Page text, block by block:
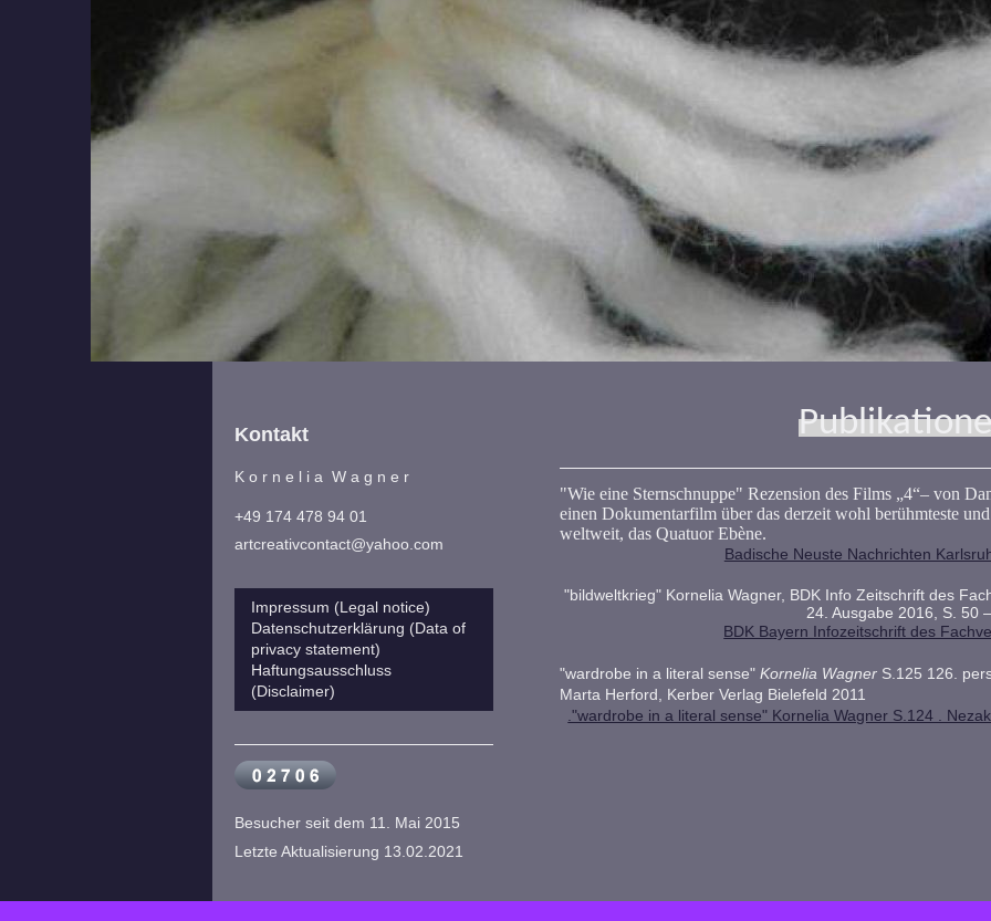
"Wie eine Sternschnuppe" Rezension des Films „4“– von
einen Dokumentarfilm über das derzeit wohl berühmteste
weltweit, das Quatuor Ebène.
Badische Neuste Nachrichten
"bildweltkrieg" Kornelia Wagner, BDK Info Zeitschrift des
24. Ausgabe 2016, S. 50
BDK Bayern Infozeitschrift des
"wardrobe in a literal sense" Kornelia WagnerS.125 126.
Marta Herford, Kerber Verlag Bielefeld 2011
."wardrobe in a literal sense" Kornelia Wagner S.124 .
Kontakt
K o r n e l i a W a g n e r
+49 174 478 94 01
artcreativcontact@yahoo.com
Impressum (Legal notice)
Datenschutzerklärung (Data of
privacy statement)
Haftungsausschluss
(Disclaimer)
Besucher seit dem 11. Mai 2015
Letzte Aktualisierung 13.02.2021